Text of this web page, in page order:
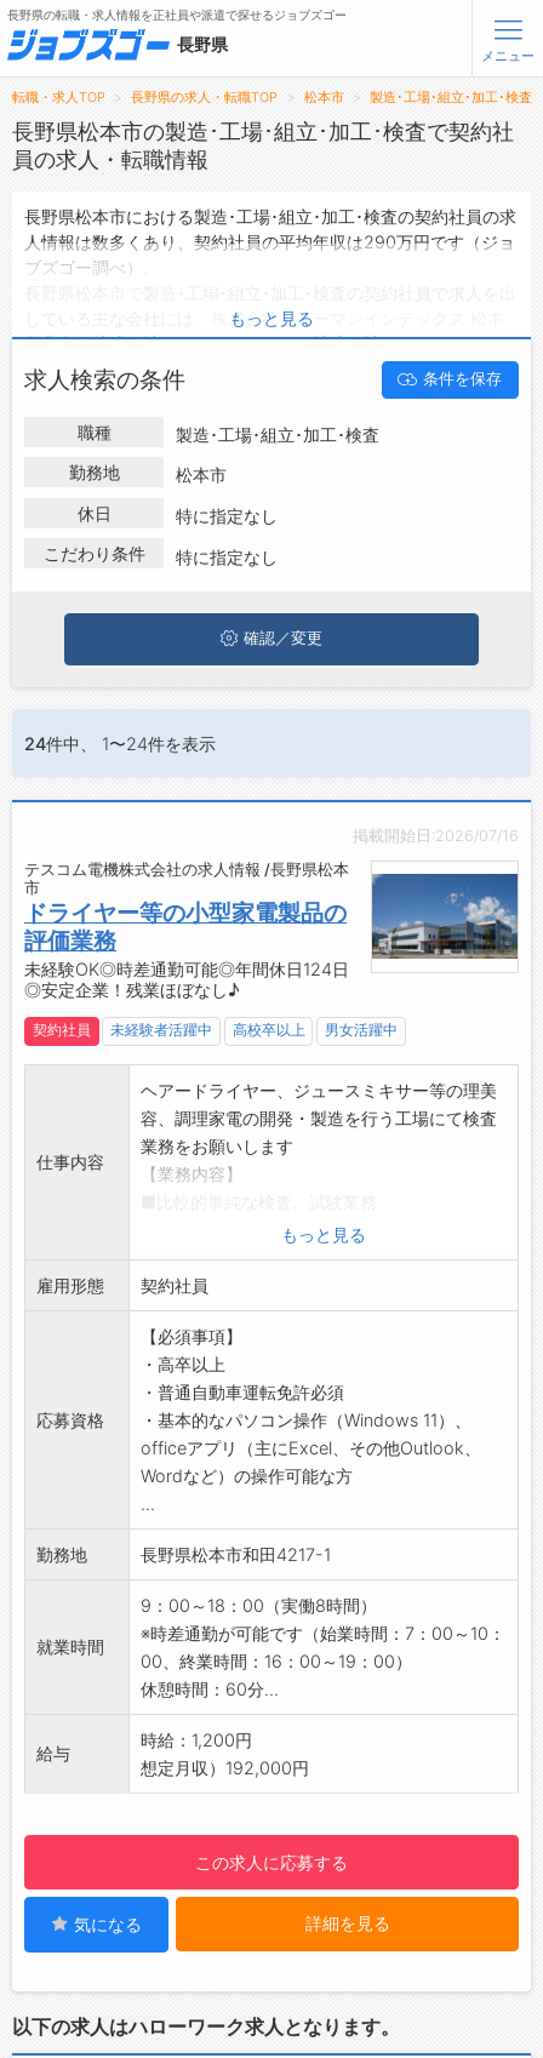
無料会員登録 ログイン
トップ
詳細情報で求人を探す
【初めての方へ】
長野県の求人検索で選ばれる理由
転職支援サービスについて
転職支援サービス
転職ノウハウ(応募書類の書き方・面接対策など)
転職・採用コラム
長野県の転職・求人情報を正社員や派遣で探せるジョブズゴー
長野県
メニュー
転職・求人TOP 長野県の求人・転職TOP 松本市 製造･工場･組立･加工･検査
長野県松本市の製造･工場･組立･加工･検査で契約社
員の求人・転職情報
長野県松本市における製造･工場･組立･加工･検査の契約社員の求
人情報は数多くあり、契約社員の平均年収は290万円です（ジョ
ブズゴー調べ）。
株式会社ヒューマンインデックス 松本
営業所・株式会社デイリーはやしや・株式会社PNFなどがあり、
未経験や短期等ご希望の条件で絞り込みができます。
長野県松本市の地域密着型の求人サイトであるジョブズゴーでは
長野県松本市の契約社員として働ける製造･工場･組立･加工･検査
の求人情報を24件取り扱っています。
ハローワークにはない求人も多数扱っており、転職だけでなく、
松本市で製造･工場･組立･加工･検査の契約社員の求人・転職情報
を探している方は、ぜひ興味のある職種に応募してみてください
もっと見る
求人検索の条件 条件を保存
職種
製造･工場･組立･加工･検査
勤務地
松本市
休日
特に指定なし
こだわり条件
特に指定なし
確認／変更
24件中、 1〜24件を表示
掲載開始日:2026/07/16
テスコム電機株式会社の求人情報 /長野県松本
市
ドライヤー等の小型家電製品の
評価業務
未経験OK◎時差通勤可能◎年間休日124日
◎安定企業！残業ほぼなし♪
契約社員 未経験者活躍中 高校卒以上 男女活躍中
仕事内容
ヘアードライヤー、ジュースミキサー等の理美
容、調理家電の開発・製造を行う工場にて検査
業務をお願いします
【業務内容】
規定に沿った方法での、製品の試験、検査
性能試験、耐久試験、試験機器操作、印刷内容
確認など
■試験関連事務
報告書へのデータ入力、体裁の調整
■試験関連の軽作業
試験サンプルの整理、開発業務フォロー（発送
作業等）など
【おすすめポイント】
時差通勤可能
時短制度あり
【貸与】
作業着：有（上のみ）※下はご自分のズボン
【制服・設備】
食堂スペース（仕出し弁当:260円/食 ）
※2026年中に社員食堂オープン！385円で作り
たてのメニューを頂く事が出来ます
※テラス改装中！（年1回テラスにてBBQ開催）
更衣室、個人ロッカー
ミキサーや美容室業界向けのドライヤーなどを
中心に、調理家電・理美容家電の分野におい
て、多種製品展開を行っております。2023年
にはエレコム株式会社のグループ会社の一員と
ロジーで「美と健康」を追及するというビジョ
もっと見る
雇用形態 契約社員
応募資格
【必須事項】
・高卒以上
・普通自動車運転免許必須
・基本的なパソコン操作（Windows 11）、
officeアプリ（主にExcel、その他Outlook、
Wordなど）の操作可能な方
...
勤務地 長野県松本市和田4217-1
就業時間
9：00～18：00（実働8時間）
※時差通勤が可能です（始業時間：7：00～10：
00、終業時間：16：00～19：00）
休憩時間：60分...
給与
時給：1,200円
想定月収）192,000円
この求人に応募する
気になる 詳細を見る
以下の求人はハローワーク求人となります。